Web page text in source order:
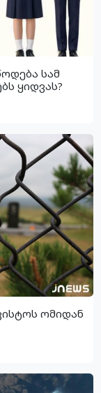
სამ
ყიდვას?
ომიდან